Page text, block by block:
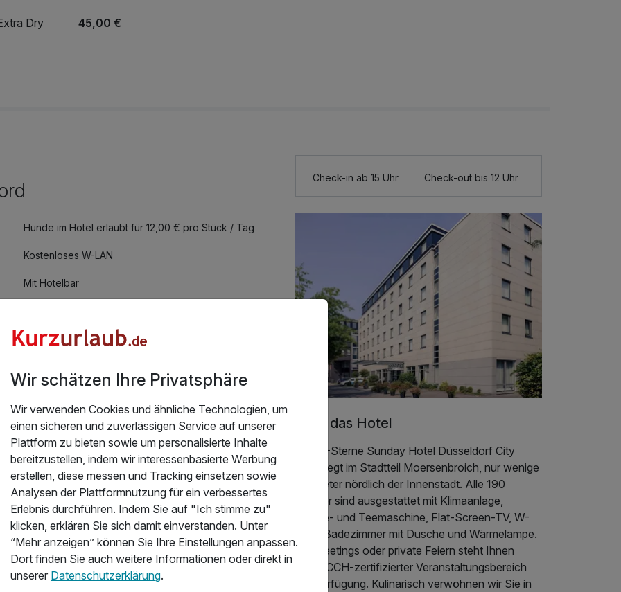
Dry 45,00 €
Hunde im Hotel erlaubt für 12,00 € pro Stück / Tag
Kostenloses W-LAN
Mit Hotelbar
Check-in ab 15 Uhr Check-out bis 12 Uhr
Über das Hotel
Das 4-Sterne Sunday Hotel Düsseldorf City
Nord liegt im Stadtteil Moersenbroich, nur wenige
Kilometer nördlich der Innenstadt. Alle 190
Zimmer sind ausgestattet mit Klimaanlage,
Kaffee- und Teemaschine, Flat-Screen-TV, W-
LAN, Badezimmer mit Dusche und Wärmelampe.
Für Meetings oder private Feiern steht Ihnen
unser CCH-zertifizierter Veranstaltungsbereich
zur Verfügung. Kulinarisch verwöhnen wir Sie in
Wir schätzen Ihre Privatsphäre
Wir verwenden Cookies und ähnliche Technologien, um
einen sicheren und zuverlässigen Service auf unserer
Plattform zu bieten sowie um personalisierte Inhalte
bereitzustellen, indem wir interessenbasierte Werbung
erstellen, diese messen und Tracking einsetzen sowie
Analysen der Plattformnutzung für ein verbessertes
Erlebnis durchführen. Indem Sie auf "Ich stimme zu"
klicken, erklären Sie sich damit einverstanden. Unter
“Mehr anzeigen” können Sie Ihre Einstellungen anpassen.
Dort finden Sie auch weitere Informationen oder direkt in
unserer Datenschutzerklärung.